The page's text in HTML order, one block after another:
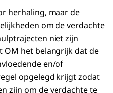
herhaling, maar de
om de verdachte
niet zijn
OM het belangrijk dat de
en/of
opgelegd krijgt zodat
zijn om de verdachte te